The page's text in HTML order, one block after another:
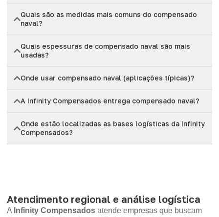
Quais são as medidas mais comuns do compensado
naval?
Quais espessuras de compensado naval são mais
usadas?
Onde usar compensado naval (aplicações típicas)?
A Infinity Compensados entrega compensado naval?
Onde estão localizadas as bases logísticas da Infinity
Compensados?
Atendimento regional e análise logística
A Infinity Compensados atende empresas que buscam